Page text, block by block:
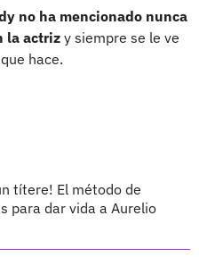
no ha mencionado nunca
la actriz y siempre se le ve
hace.
títere! El método de
para dar vida a Aurelio